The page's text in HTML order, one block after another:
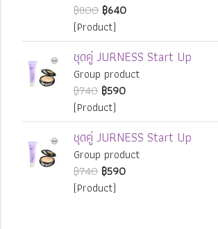
฿800 ฿640
(Product)
ชุดคู่ JURNESS Start Up
Group product
฿740 ฿590
(Product)
ชุดคู่ JURNESS Start Up
Group product
฿740 ฿590
(Product)